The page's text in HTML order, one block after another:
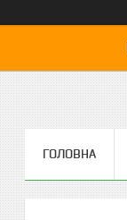
ГОЛОВНА